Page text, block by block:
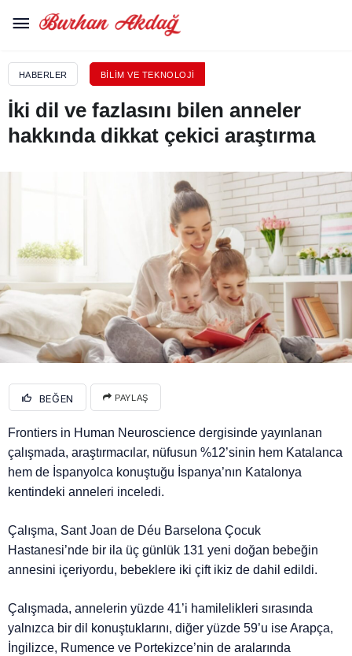
HABERLER BILIM VE TEKNOLOJI
İki dil ve fazlasını bilen anneler
hakkında dikkat çekici araştırma
BEĞEN PAYLAŞ
Frontiers in Human Neuroscience dergisinde yayınlanan
çalışmada, araştırmacılar, nüfusun %12’sinin hem Katalanca
hem de İspanyolca konuştuğu İspanya’nın Katalonya
kentindeki anneleri inceledi.
Çalışma, Sant Joan de Déu Barselona Çocuk
Hastanesi’nde bir ila üç günlük 131 yeni doğan bebeğin
annesini içeriyordu, bebeklere iki çift ikiz de dahil edildi.
Çalışmada, annelerin yüzde 41’i hamilelikleri sırasında
yalnızca bir dil konuştuklarını, diğer yüzde 59’u ise Arapça,
İngilizce, Rumence ve Portekizce’nin de aralarında